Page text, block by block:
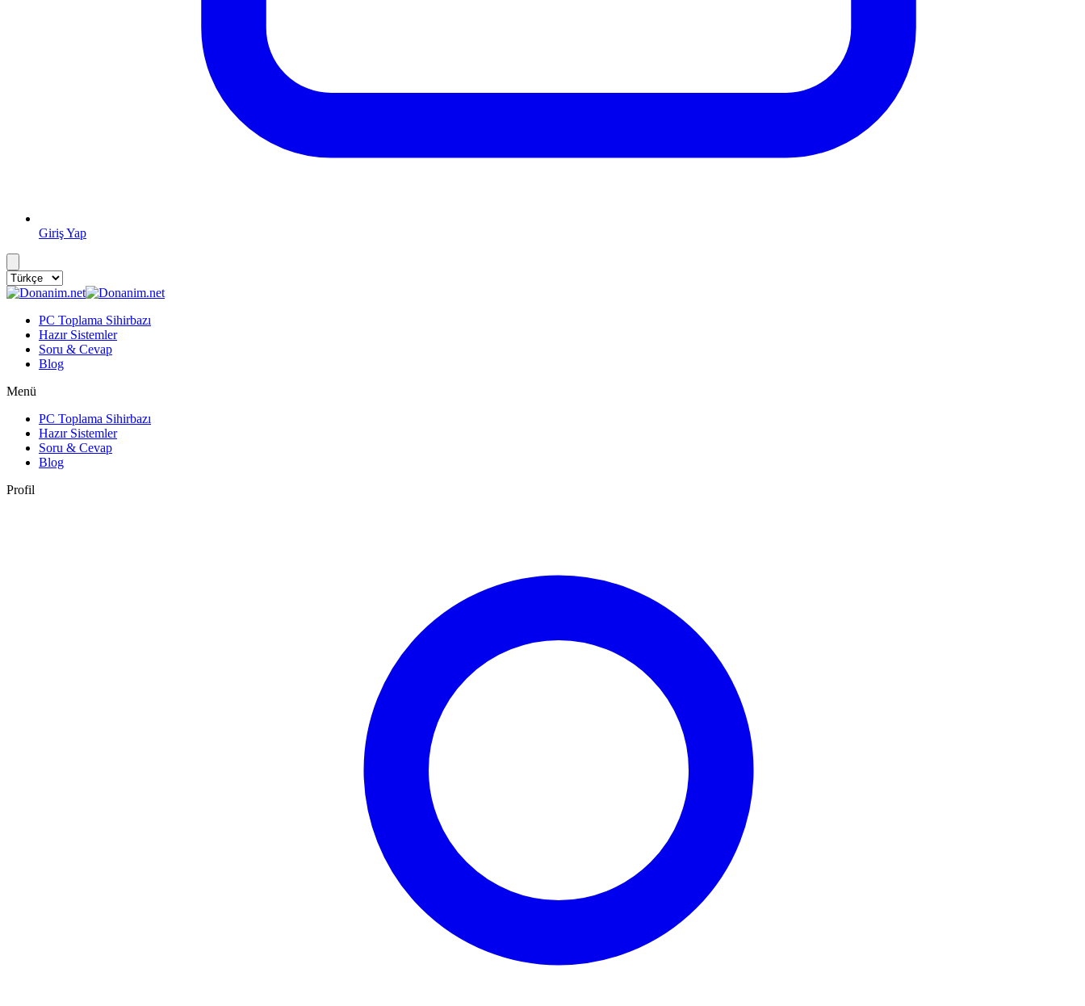
Giriş Yap
PC Toplama Sihirbazı
Hazır Sistemler
Soru & Cevap
Blog
Menü
PC Toplama Sihirbazı
Hazır Sistemler
Soru & Cevap
Blog
Profil